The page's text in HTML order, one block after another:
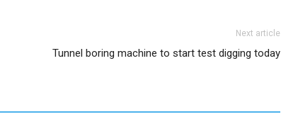
Next article
Tunnel boring machine to start test digging today